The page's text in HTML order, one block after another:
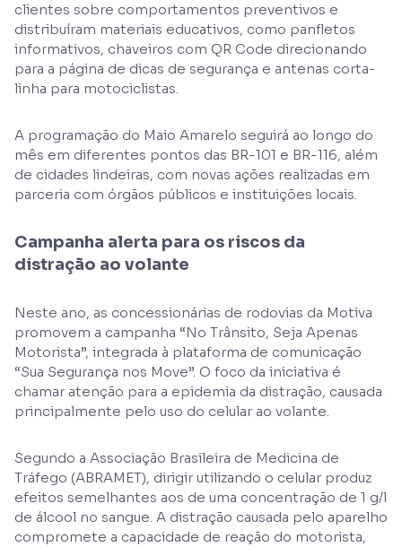
clientes sobre comportamentos preventivos e
distribuíram materiais educativos, como panfletos
informativos, chaveiros com QR Code direcionando
para a página de dicas de segurança e antenas corta-
linha para motociclistas.
A programação do Maio Amarelo seguirá ao longo do
mês em diferentes pontos das BR-101 e BR-116, além
de cidades lindeiras, com novas ações realizadas em
parceria com órgãos públicos e instituições locais.
Campanha alerta para os riscos da
distração ao volante
Neste ano, as concessionárias de rodovias da Motiva
promovem a campanha “No Trânsito, Seja Apenas
Motorista”, integrada à plataforma de comunicação
“Sua Segurança nos Move”. O foco da iniciativa é
chamar atenção para a epidemia da distração, causada
principalmente pelo uso do celular ao volante.
Segundo a Associação Brasileira de Medicina de
Tráfego (ABRAMET), dirigir utilizando o celular produz
efeitos semelhantes aos de uma concentração de 1 g/l
de álcool no sangue. A distração causada pelo aparelho
compromete a capacidade de reação do motorista,